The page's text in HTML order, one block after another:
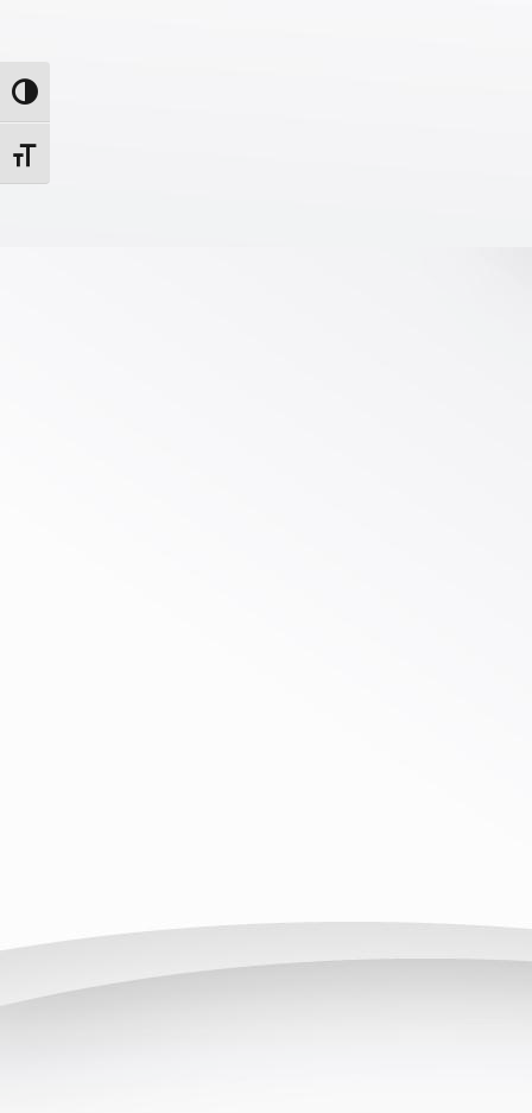
Nagy kontraszt váltása
Betűméret váltása